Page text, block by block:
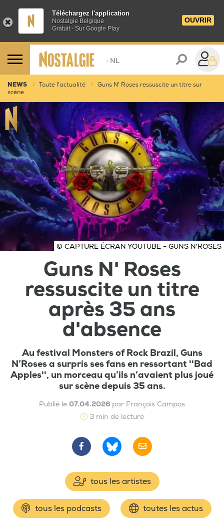
Téléchargez l'application
Nostalgie Belgique
Gratuit - Sur Google Play
OUVRIR
> NL
NEWS Toute l'actualité
Guns N' Roses ressuscite un titre sur
scène
© CAPTURE ÉCRAN YOUTUBE - GUNS N'ROSES
Guns N' Roses
ressuscite un titre
après 35 ans
d'absence
Au festival Monsters of Rock Brazil, Guns
N’Roses a surpris ses fans en ressortant ''Bad
Apples'', un morceau qu’ils n’avaient plus joué
sur scène depuis 35 ans.
Publié le 07.04.2026 par François Campos
3 min de lecture
tous les artistes
tous les podcasts toutes les actus